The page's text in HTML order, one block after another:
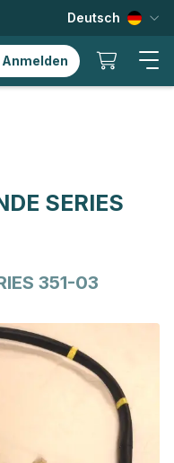
Deutsch
Anmelden
SERIES
351-03